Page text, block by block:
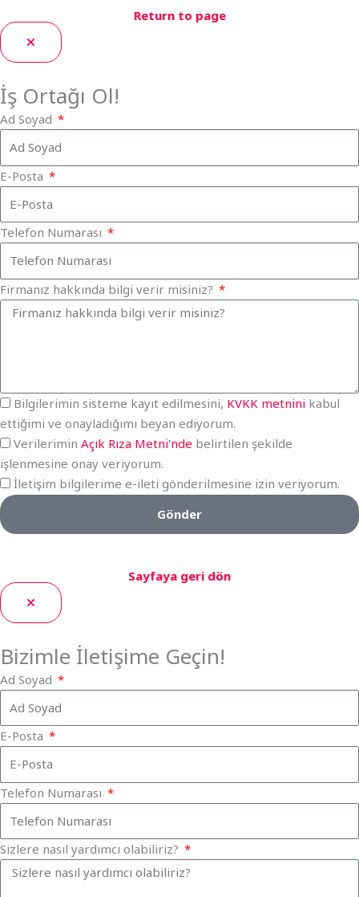
Return to page
İş Ortağı Ol!
Ad Soyad
E-Posta
Telefon Numarası
Firmanız hakkında bilgi verir misiniz?
Bilgilerimin sisteme kayıt edilmesini, KVKK metnini kabul
ettiğimi ve onayladığımı beyan ediyorum.
Verilerimin Açık Rıza Metni'nde belirtilen şekilde
işlenmesine onay veriyorum.
İletişim bilgilerime e-ileti gönderilmesine izin veriyorum.
Gönder
Sayfaya geri dön
Bizimle İletişime Geçin!
Ad Soyad
E-Posta
Telefon Numarası
Sizlere nasıl yardımcı olabiliriz?